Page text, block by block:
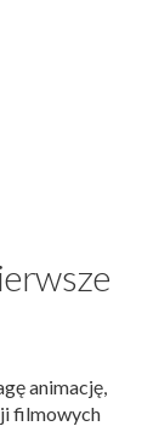
animację,
filmowych